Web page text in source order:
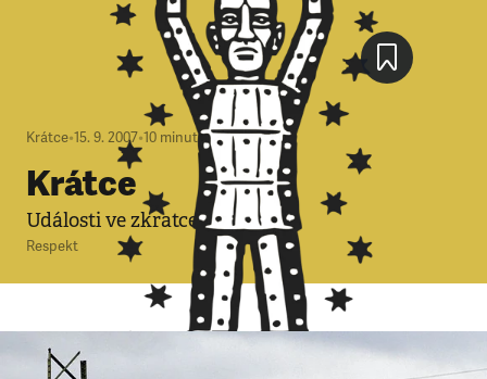
Krátce•15. 9. 2007•10 minut
Krátce
Události ve zkratce
Respekt